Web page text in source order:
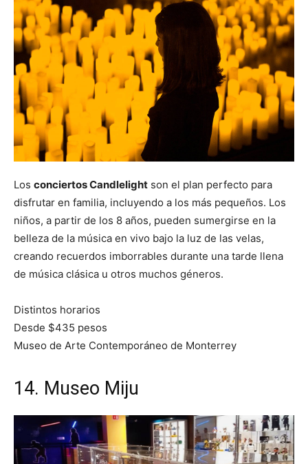
Los conciertos Candlelight son el plan perfecto para
disfrutar en familia, incluyendo a los más pequeños. Los
niños, a partir de los 8 años, pueden sumergirse en la
belleza de la música en vivo bajo la luz de las velas,
creando recuerdos imborrables durante una tarde llena
de música clásica u otros muchos géneros.
Distintos horarios
Desde $435 pesos
Museo de Arte Contemporáneo de Monterrey
14. Museo Miju